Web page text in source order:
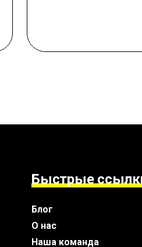
Быстрые
Блог
О нас
Наша команда